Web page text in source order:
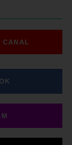
CANAL